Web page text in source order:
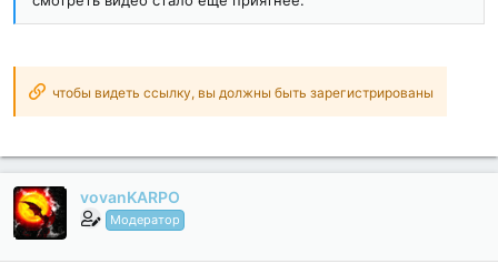
чтобы видеть ссылку, вы должны быть зарегистрированы
vovanKARPO
Модератор